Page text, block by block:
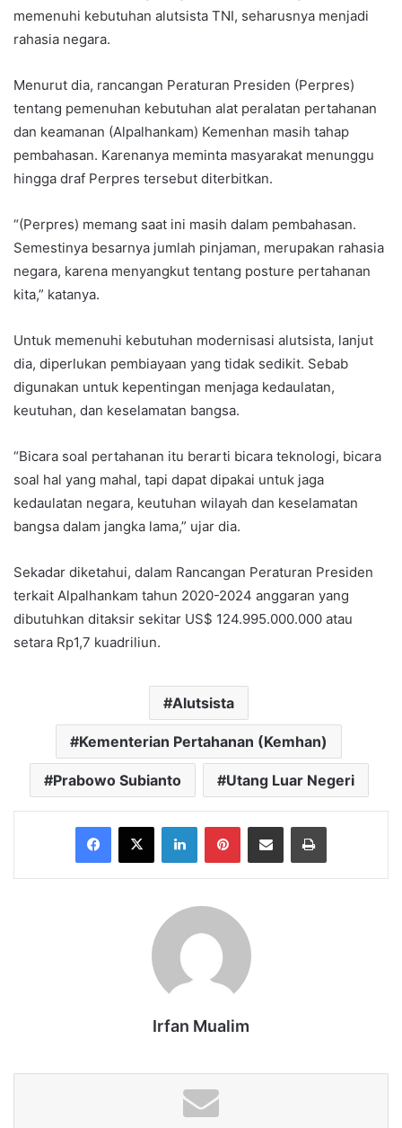
memenuhi kebutuhan alutsista TNI, seharusnya menjadi
rahasia negara.
Menurut dia, rancangan Peraturan Presiden (Perpres)
tentang pemenuhan kebutuhan alat peralatan pertahanan
dan keamanan (Alpalhankam) Kemenhan masih tahap
pembahasan. Karenanya meminta masyarakat menunggu
hingga draf Perpres tersebut diterbitkan.
“(Perpres) memang saat ini masih dalam pembahasan.
Semestinya besarnya jumlah pinjaman, merupakan rahasia
negara, karena menyangkut tentang posture pertahanan
kita,” katanya.
Untuk memenuhi kebutuhan modernisasi alutsista, lanjut
dia, diperlukan pembiayaan yang tidak sedikit. Sebab
digunakan untuk kepentingan menjaga kedaulatan,
keutuhan, dan keselamatan bangsa.
“Bicara soal pertahanan itu berarti bicara teknologi, bicara
soal hal yang mahal, tapi dapat dipakai untuk jaga
kedaulatan negara, keutuhan wilayah dan keselamatan
bangsa dalam jangka lama,” ujar dia.
Sekadar diketahui, dalam Rancangan Peraturan Presiden
terkait Alpalhankam tahun 2020-2024 anggaran yang
dibutuhkan ditaksir sekitar US$ 124.995.000.000 atau
setara Rp1,7 kuadriliun.
Alutsista
Kementerian Pertahanan (Kemhan)
Prabowo Subianto Utang Luar Negeri
Facebook
X LinkedInPinterestShare via Email Print
Irfan Mualim